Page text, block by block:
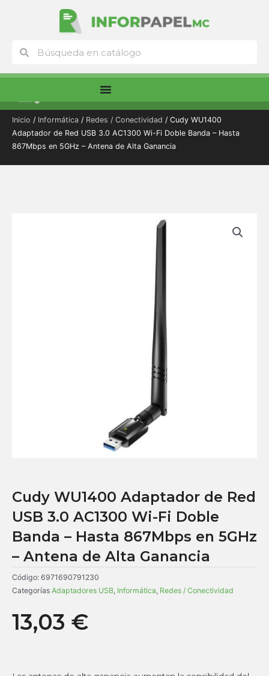
Buscar
Inicio / Informática / Redes / Conectividad / Cudy WU1400
Adaptador de Red USB 3.0 AC1300 Wi-Fi Doble Banda – Hasta
867Mbps en 5GHz – Antena de Alta Ganancia
Cudy WU1400 Adaptador de Red
USB 3.0 AC1300 Wi-Fi Doble
Banda – Hasta 867Mbps en 5GHz
– Antena de Alta Ganancia
Código: 6971690791230
Categorías Adaptadores USB, Informática, Redes / Conectividad
13,03 €